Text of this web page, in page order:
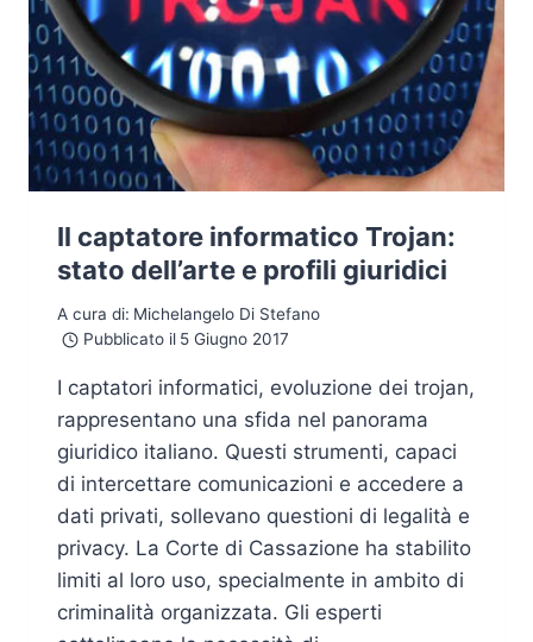
Il captatore informatico Trojan:
stato dell’arte e profili giuridici
A cura di: Michelangelo Di Stefano
Pubblicato il 5 Giugno 2017
I captatori informatici, evoluzione dei trojan,
rappresentano una sfida nel panorama
giuridico italiano. Questi strumenti, capaci
di intercettare comunicazioni e accedere a
dati privati, sollevano questioni di legalità e
privacy. La Corte di Cassazione ha stabilito
limiti al loro uso, specialmente in ambito di
criminalità organizzata. Gli esperti